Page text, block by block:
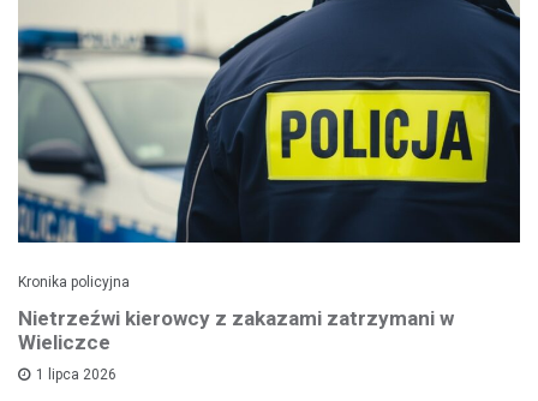
Kronika policyjna
Nietrzeźwi kierowcy z zakazami zatrzymani w
Wieliczce
1 lipca 2026